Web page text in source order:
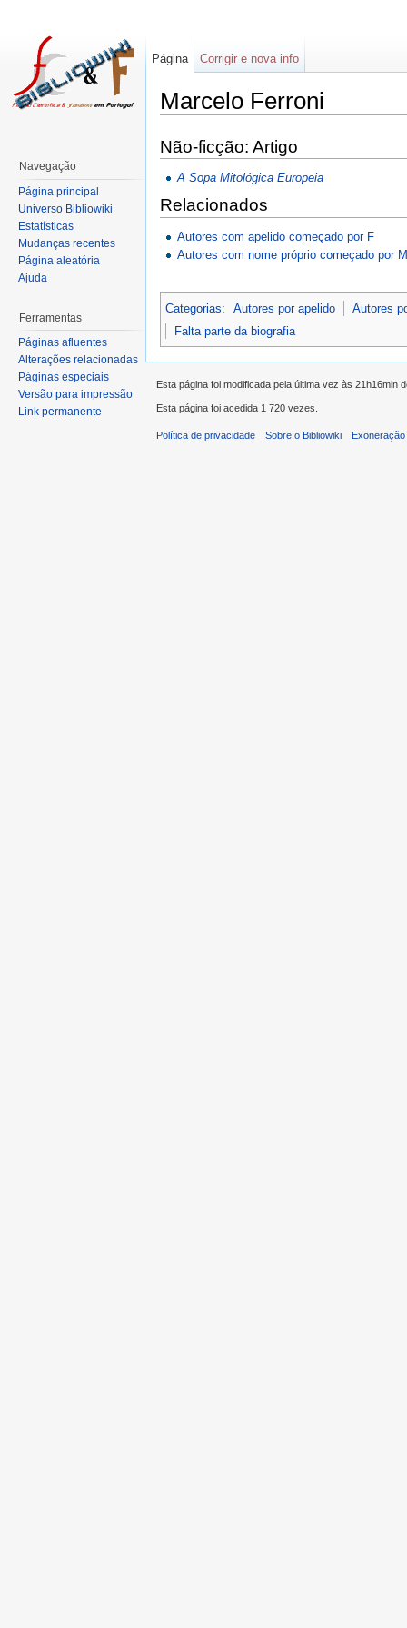
Marcelo Ferroni
Não-ficção: Artigo
A Sopa Mitológica Europeia
Relacionados
Autores com apelido começado por F
Autores com nome próprio começado por
Categorias: Autores por apelido
Autores
Falta parte da biografia
Página Corrigir e nova info
Navegação
Página principal
Universo Bibliowiki
Estatísticas
Mudanças recentes
Página aleatória
Ajuda
Ferramentas
Páginas afluentes
Alterações relacionadas
Páginas especiais
Versão para impressão
Link permanente
Esta página foi modificada pela última vez às 21h16min
Esta página foi acedida 1 720 vezes.
Política de privacidade Sobre o Bibliowiki